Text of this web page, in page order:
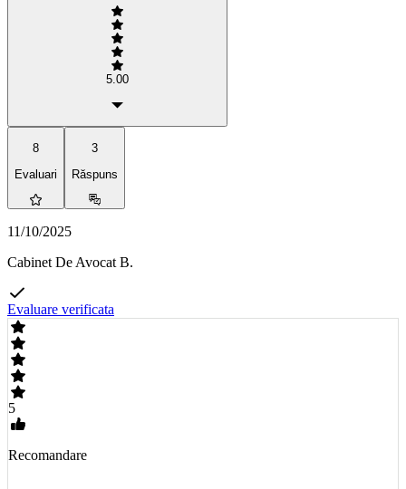
5.00
8
Evaluari
3
Răspuns
11/10/2025
Cabinet De Avocat B.
Evaluare verificata
5
Recomandare